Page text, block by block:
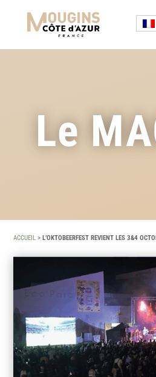
Le
ACCUEIL >L’OKTOBEERFEST REVIENT LES 3&4